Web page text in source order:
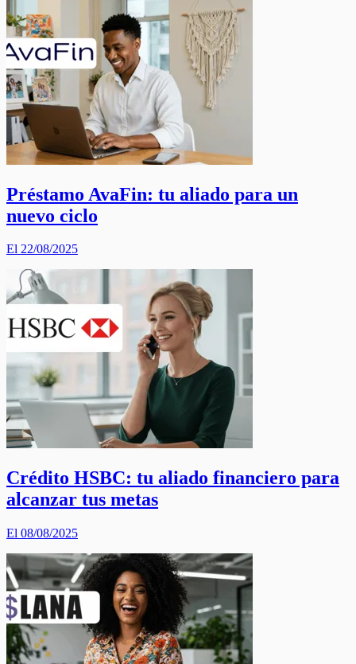
Préstamo AvaFin: tu aliado para un
nuevo ciclo
El 22/08/2025
Crédito HSBC: tu aliado financiero para
alcanzar tus metas
El 08/08/2025